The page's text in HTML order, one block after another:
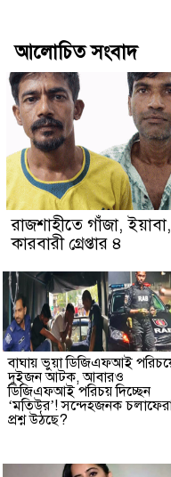
আলোচিত সংবাদ
রাজশাহীতে গাঁজা,
কারবারী গ্রেপ্তার ৪
বাঘায় ভুয়া ডিজিএফআই
দুইজন আটক, আবারও
ডিজিএফআই পরিচয় দিচ্ছেন
‘মতিউর’! সন্দেহজনক
প্রশ্ন উঠছে?